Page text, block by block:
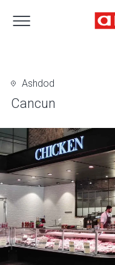
Ashdod
Cancun